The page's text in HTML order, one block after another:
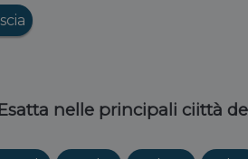
nelle principali ciittà